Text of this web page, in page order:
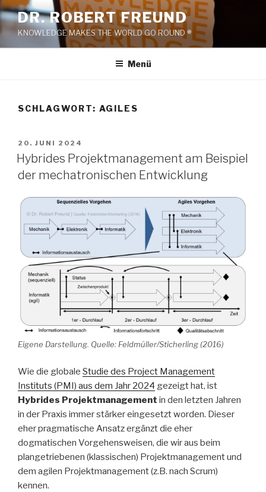
Zum
Inhalt
springen
DR. ROBERT FREUND
KNOWLEDGE MAKES THE WORLD GO ROUND ®
Menü
SCHLAGWORT: AGILES
VERÖFFENTLICHT
AM
20. JUNI 2024
Hybrides Projektmanagement am Beispiel
der mechatronischen Entwicklung
Eigene Darstellung. Quelle: Feldmüller/Sticherling (2016)
Wie die globale Studie des Project Management
Instituts (PMI) aus dem Jahr 2024 gezeigt hat, ist
Hybrides Projektmanagement in den letzten Jahren
in der Praxis immer stärker eingesetzt worden. Dieser
eher pragmatische Ansatz ergänzt die eher
dogmatischen Vorgehensweisen, die wir aus beim
plangetriebenen (klassischen) Projektmanagement und
dem agilen Projektmanagement (z.B. nach Scrum)
kennen.